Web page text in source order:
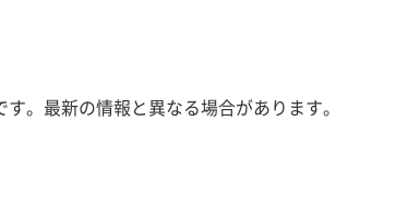
。最新の情報と異なる場合があります。